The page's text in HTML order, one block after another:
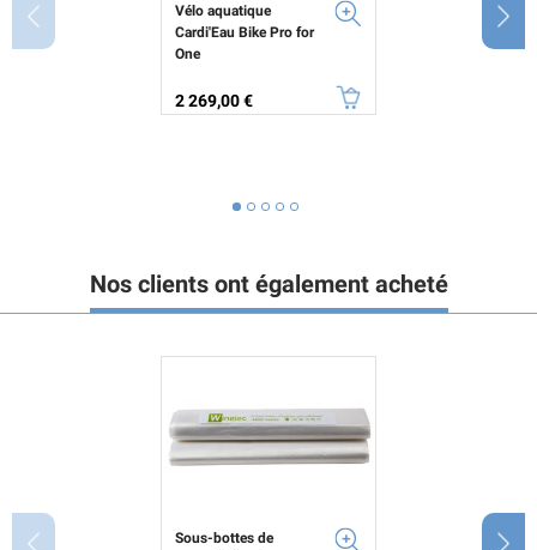
Vélo aquatique
Cardi'Eau Bike Pro for
One
Prix
2 269,00 €
Nos clients ont également acheté
Sous-bottes de